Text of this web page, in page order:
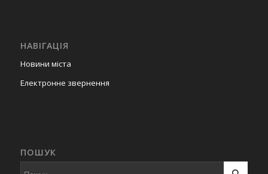
НАВІГАЦІЯ
Новини міста
Електронне звернення
ПОШУК